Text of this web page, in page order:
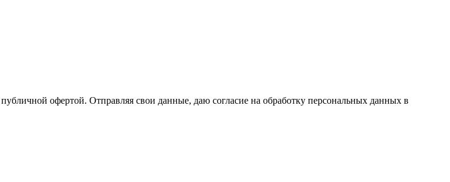
офертой. Отправляя свои данные, даю согласие на обработку персональных данных в